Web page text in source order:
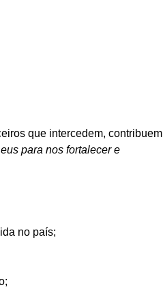
que intercedem, contribuem
para nos fortalecer e
no país;